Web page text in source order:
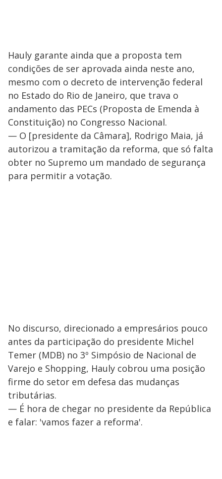
Hauly garante ainda que a proposta tem
condições de ser aprovada ainda neste ano,
mesmo com o decreto de intervenção federal
no Estado do Rio de Janeiro, que trava o
andamento das PECs (Proposta de Emenda à
Constituição) no Congresso Nacional.
— O [presidente da Câmara], Rodrigo Maia, já
autorizou a tramitação da reforma, que só falta
obter no Supremo um mandado de segurança
para permitir a votação.
No discurso, direcionado a empresários pouco
antes da participação do presidente Michel
Temer (MDB) no 3º Simpósio de Nacional de
Varejo e Shopping, Hauly cobrou uma posição
firme do setor em defesa das mudanças
tributárias.
— É hora de chegar no presidente da República
e falar: 'vamos fazer a reforma'.